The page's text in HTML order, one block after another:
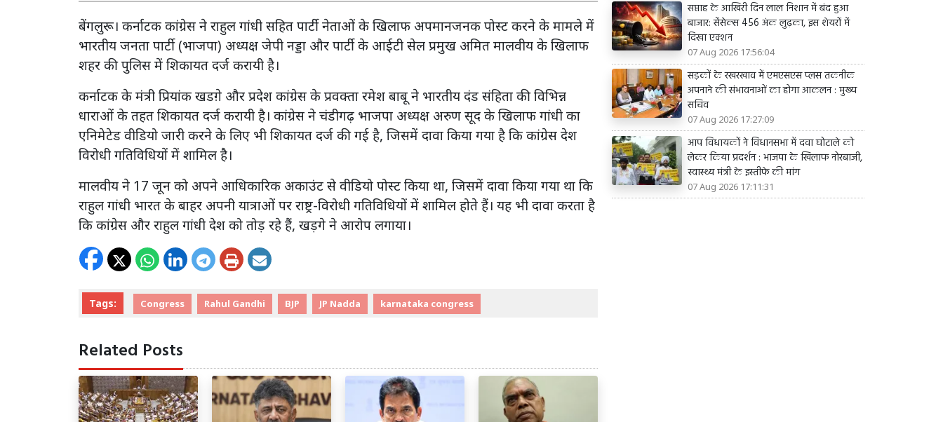
बेंगलुरू। कर्नाटक कांग्रेस ने राहुल गांधी सहित पार्टी नेताओं के खिलाफ अपमानजनक पोस्ट करने के मामले में
भारतीय जनता पार्टी (भाजपा) अध्यक्ष जेपी नड्डा और पार्टी के आईटी सेल प्रमुख अमित मालवीय के खिलाफ
शहर की पुलिस में शिकायत दर्ज करायी है।
कर्नाटक के मंत्री प्रियांक खडग़े और प्रदेश कांग्रेस के प्रवक्ता रमेश बाबू ने भारतीय दंड संहिता की विभिन्न
धाराओं के तहत शिकायत दर्ज करायी है। कांग्रेस ने चंडीगढ़ भाजपा अध्यक्ष अरुण सूद के खिलाफ गांधी का
एनिमेटेड वीडियो जारी करने के लिए भी शिकायत दर्ज की गई है, जिसमें दावा किया गया है कि कांग्रेस देश
विरोधी गतिविधियों में शामिल है।
मालवीय ने 17 जून को अपने आधिकारिक अकाउंट से वीडियो पोस्ट किया था, जिसमें दावा किया गया था कि
राहुल गांधी भारत के बाहर अपनी यात्राओं पर राष्ट्र-विरोधी गतिविधियों में शामिल होते हैं। यह भी दावा करता है
कि कांग्रेस और राहुल गांधी देश को तोड़ रहे हैं, खड़गे ने आरोप लगाया।
Tags: Congress Rahul Gandhi BJP JP Nadda karnataka congress
Related Posts
सप्ताह के आखिरी दिन लाल निशान में बंद हुआ
बाजार: सेंसेक्स 456 अंक लुढ़का, इस शेयरों में
दिखा एक्शन
07 Aug 2026 17:56:04
सड़कों के रखरखाव में एमएसएस प्लस तकनीक
अपनाने की संभावनाओं का होगा आकलन : मुख्य
सचिव
07 Aug 2026 17:27:09
आप विधायकों ने विधानसभा में दवा घोटाले को
लेकर किया प्रदर्शन : भाजपा के खिलाफ नोरबाजी,
स्वास्थ्य मंत्री के इस्तीफे की मांग
07 Aug 2026 17:11:31